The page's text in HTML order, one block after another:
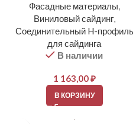
Фасадные материалы,
Виниловый сайдинг,
Соединительный H-профиль
для сайдинга
В наличии
1 163,00₽
В КОРЗИНУ